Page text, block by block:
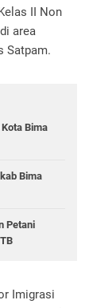
II Non
area
Satpam.
Bima
Bima
Petani
Imigrasi